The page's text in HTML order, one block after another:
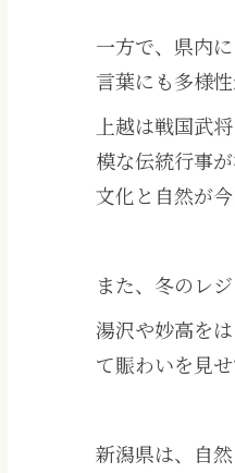
一方で、県内
言葉にも多様性
上越は戦国武
模な伝統行事
文化と自然が
また、冬のレ
湯沢や妙高を
て賑わいを見せ
新潟県は、自